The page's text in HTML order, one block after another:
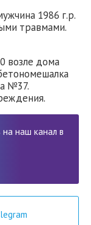
1986 г.р.
травмами.
возле дома
№37.
на наш канал в